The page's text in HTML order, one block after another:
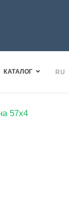
КАТАЛОГ RU
57х4